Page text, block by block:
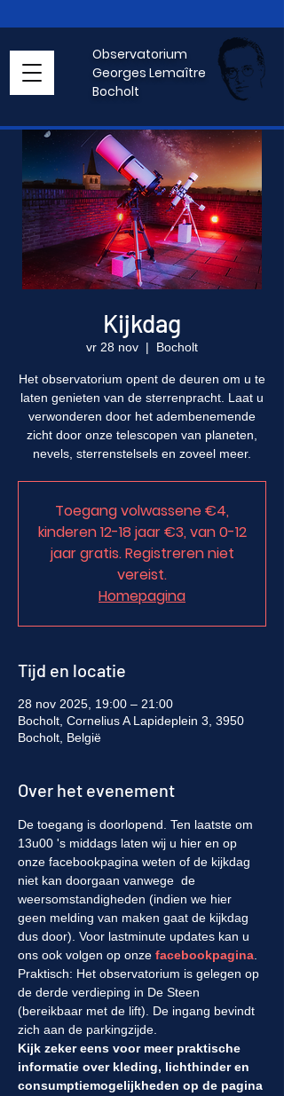
Observatorium
Georges Lemaître
Bocholt
Kijkdag
vr 28 nov
  |
Bocholt
Het observatorium opent de deuren om u te
laten genieten van de sterrenpracht. Laat u
verwonderen door het adembenemende
zicht door onze telescopen van planeten,
nevels, sterrenstelsels en zoveel meer.
Toegang volwassene €4,
kinderen 12-18 jaar €3, van 0-12
jaar gratis. Registreren niet
vereist.
Homepagina
Tijd en locatie
28 nov 2025, 19:00 – 21:00
Bocholt, Cornelius A Lapideplein 3, 3950
Bocholt, België
Over het evenement
De toegang is doorlopend. Ten laatste om
13u00 's middags laten wij u hier en op
onze facebookpagina weten of de kijkdag
niet kan doorgaan vanwege  de
weersomstandigheden (indien we hier
geen melding van maken gaat de kijkdag
dus door). Voor lastminute updates kan u
ons ook volgen op onze facebookpagina
Praktisch: Het observatorium is gelegen op
de derde verdieping in De Steen
(bereikbaar met de lift). De ingang bevindt
zich aan de parkingzijde.
Kijk zeker eens voor meer praktische
informatie over kleding, lichthinder en
consumptiemogelijkheden op de pagina